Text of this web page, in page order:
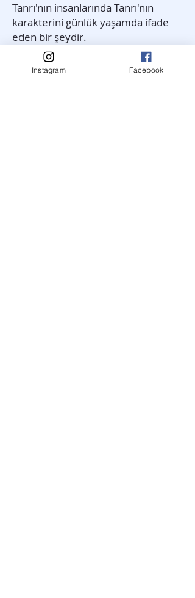
Tanrı'nın insanlarında Tanrı'nın
karakterini günlük yaşamda ifade
eden bir şeydir.
Instagram Facebook